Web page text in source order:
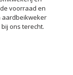
voorraad en
aardbeikweker
ons terecht.